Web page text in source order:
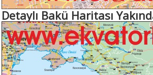
Detaylı Bakü Haritası